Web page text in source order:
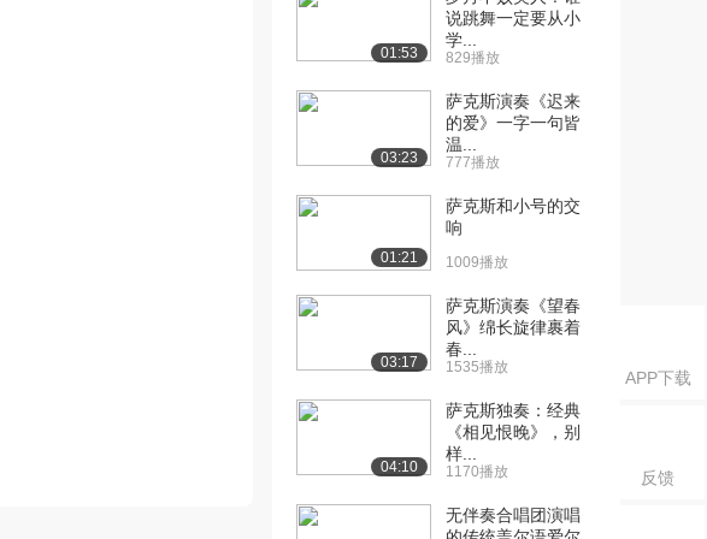
APP下载
反馈
01:53
说跳舞一定要从小
学...
829播放
03:23
萨克斯演奏《迟来
的爱》一字一句皆
温...
777播放
01:21
萨克斯和小号的交
响
1009播放
03:17
萨克斯演奏《望春
风》绵长旋律裹着
春...
1535播放
04:10
萨克斯独奏：经典
《相见恨晚》，别
样...
1170播放
无伴奏合唱团演唱